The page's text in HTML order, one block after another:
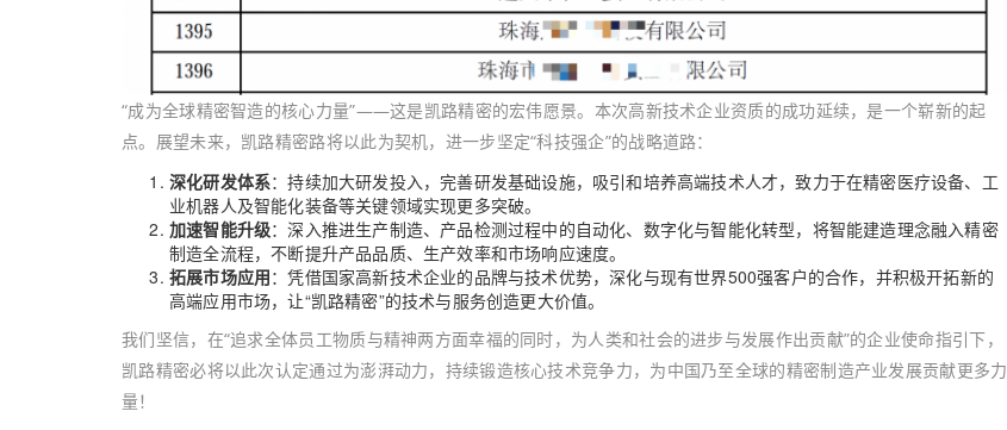
“成为全球精密智造的核心力量”——这是凯路精密的宏伟愿景。本次高新技术企业资质的成功延续，是一个崭新的起
点。展望未来，凯路精密路将以此为契机，进一步坚定“科技强企”的战略道路：
深化研发体系：持续加大研发投入，完善研发基础设施，吸引和培养高端技术人才，致力于在精密医疗设备、工
业机器人及智能化装备等关键领域实现更多突破。
加速智能升级：深入推进生产制造、产品检测过程中的自动化、数字化与智能化转型，将智能建造理念融入精密
制造全流程，不断提升产品品质、生产效率和市场响应速度。
拓展市场应用：凭借国家高新技术企业的品牌与技术优势，深化与现有世界500强客户的合作，并积极开拓新的
高端应用市场，让“凯路精密”的技术与服务创造更大价值。
我们坚信，在“追求全体员工物质与精神两方面幸福的同时，为人类和社会的进步与发展作出贡献”的企业使命指引下，
凯路精密必将以此次认定通过为澎湃动力，持续锻造核心技术竞争力，为中国乃至全球的精密制造产业发展贡献更多力
量！